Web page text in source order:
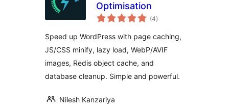
Optimisation
(4Bewertungen
insgesamt
)
Speed up WordPress with page caching,
JS/CSS minify, lazy load, WebP/AVIF
images, Redis object cache, and
database cleanup. Simple and powerful.
Nilesh Kanzariya